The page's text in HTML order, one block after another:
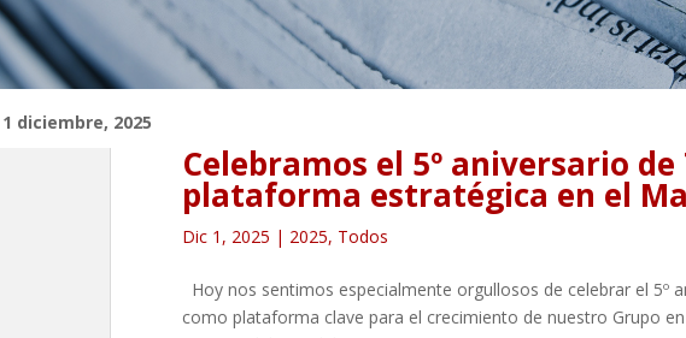
diciembre, 2025
Celebramos el 5º aniversario de
plataforma estratégica en el
Dic 1, 2025 | 2025, Todos
Hoy nos sentimos especialmente orgullosos de celebrar el 5º
como plataforma clave para el crecimiento de nuestro Grupo